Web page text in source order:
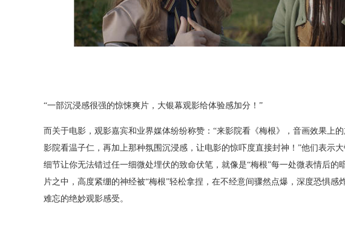
“一部沉浸感很强的惊悚爽片，大银幕观影给体验感加分！”
而关于电影，观影嘉宾和业界媒体纷纷称赞： “来影院看《梅根》， 音画效果上
影院看温子仁，再加上那种氛围沉浸感，让电影的惊吓度直接封神！”他们表示
细节让你无法错过任一细微处埋伏的致命伏笔，就像是“梅根”每一处微表情后的
片之中，高度紧绷的神经被“梅根”轻松拿捏，在不经意间骤然点爆，深度恐惧感
难忘的绝妙观影感受。